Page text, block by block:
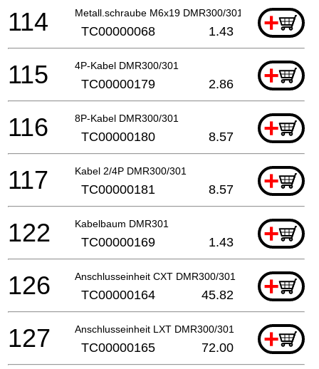
Metall.schraube M6x19 DMR300/301 +
114 TC00000068 1.43
4P-Kabel DMR300/301 +
115 TC00000179 2.86
8P-Kabel DMR300/301 +
116 TC00000180 8.57
Kabel 2/4P DMR300/301 +
117 TC00000181 8.57
Kabelbaum DMR301 +
122 TC00000169 1.43
Anschlusseinheit CXT DMR300/301 +
126 TC00000164 45.82
Anschlusseinheit LXT DMR300/301 +
127 TC00000165 72.00